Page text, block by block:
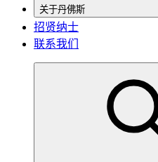
关于丹佛斯
招贤纳士
联系我们